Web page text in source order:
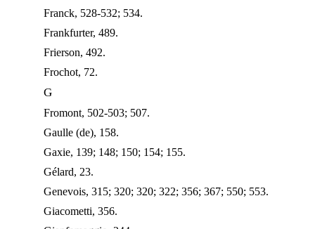
Franck, 528-532; 534.
Frankfurter, 489.
Frierson, 492.
Frochot, 72.
G
Fromont, 502-503; 507.
Gaulle (de), 158.
Gaxie, 139; 148; 150; 154; 155.
Gélard, 23.
Genevois, 315; 320; 320; 322; 356; 367; 550; 553.
Giacometti, 356.